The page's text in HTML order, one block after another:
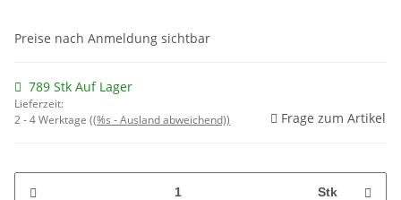
Preise nach Anmeldung sichtbar
789 Stk Auf Lager
Lieferzeit:
2 - 4 Werktage ((%s - Ausland abweichend)) Frage zum Artikel
Stk